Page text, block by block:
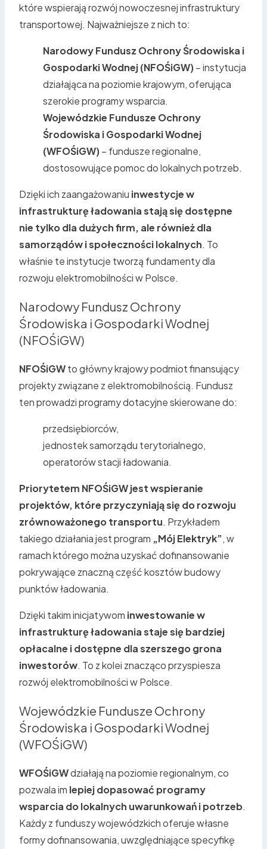
które wspierają rozwój nowoczesnej infrastruktury
transportowej. Najważniejsze z nich to:
Narodowy Fundusz Ochrony Środowiska i
Gospodarki Wodnej (NFOŚiGW)– instytucja
działająca na poziomie krajowym, oferująca
szerokie programy wsparcia.
Wojewódzkie Fundusze Ochrony
Środowiska i Gospodarki Wodnej
(WFOŚiGW)– fundusze regionalne,
dostosowujące pomoc do lokalnych potrzeb.
Dzięki ich zaangażowaniu inwestycje w
infrastrukturę ładowania stają się dostępne
nie tylko dla dużych firm, ale również dla
samorządów i społeczności lokalnych. To
właśnie te instytucje tworzą fundamenty dla
rozwoju elektromobilności w Polsce.
Narodowy Fundusz Ochrony
Środowiska i Gospodarki Wodnej
(NFOŚiGW)
NFOŚiGWto główny krajowy podmiot finansujący
projekty związane z elektromobilnością. Fundusz
ten prowadzi programy dotacyjne skierowane do:
przedsiębiorców,
jednostek samorządu terytorialnego,
operatorów stacji ładowania.
Priorytetem NFOŚiGW jest wspieranie
projektów, które przyczyniają się do rozwoju
zrównoważonego transportu. Przykładem
takiego działania jest program „Mój Elektryk”, w
ramach którego można uzyskać dofinansowanie
pokrywające znaczną część kosztów budowy
punktów ładowania.
Dzięki takim inicjatywom inwestowanie w
infrastrukturę ładowania staje się bardziej
opłacalne i dostępne dla szerszego grona
inwestorów. To z kolei znacząco przyspiesza
rozwój elektromobilności w Polsce.
Wojewódzkie Fundusze Ochrony
Środowiska i Gospodarki Wodnej
(WFOŚiGW)
WFOŚiGWdziałają na poziomie regionalnym, co
pozwala im lepiej dopasować programy
wsparcia do lokalnych uwarunkowań i potrzeb.
Każdy z funduszy wojewódzkich oferuje własne
formy dofinansowania, uwzględniające specyfikę